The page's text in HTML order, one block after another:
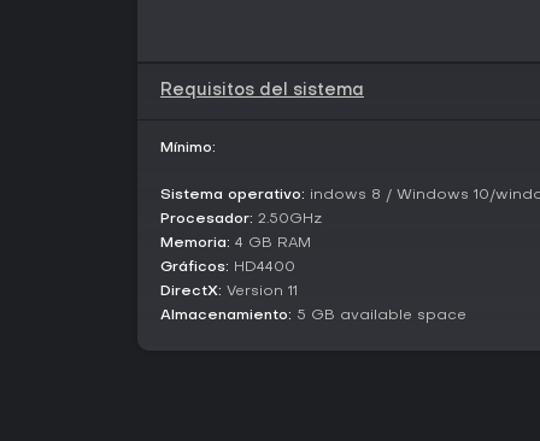
Requisitos del sistema
Mínimo:
Sistema operativo: indows 8 / Windows 10/
Procesador: 2.50GHz
Memoria: 4 GB RAM
Gráficos: HD4400
DirectX: Version 11
Almacenamiento: 5 GB available space